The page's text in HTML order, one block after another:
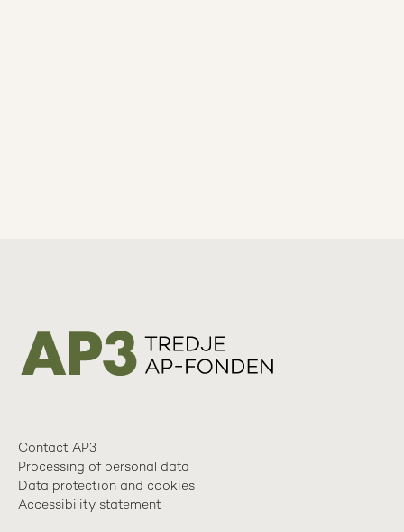
Contact AP3
Processing of personal data
Data protection and cookies
Accessibility statement